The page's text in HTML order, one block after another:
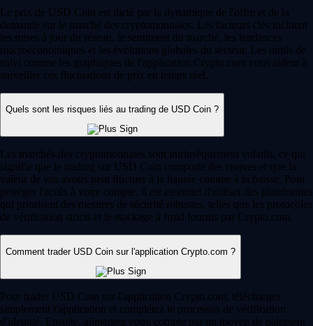
Le prix de USD Coin est dicté par la dynamique de l'offre et de la
demande sur le marché des cryptomonnaies. Les facteurs clés incluent
les mises à jour du réseau, le sentiment du marché, les tendances
macroéconomiques et les évolutions globales du secteur. Les outils de
suivi comme les graphiques de l'application Crypto.com vous aident à
surveiller ces fluctuations de prix en temps réel.
Quels sont les risques liés au trading de USD Coin ?
Les marchés des cryptomonnaies sont intrinsèquement volatils, ce qui
signifie que le trading sur USD Coin comporte des risques et que la
valeur de vos avoirs peut fluctuer à la hausse comme à la baisse. Pour
protéger l'accès à votre compte, il est essentiel d'utiliser des plateformes
qui priorisent des mesures de sécurité robustes, telles que les protocoles
de vérification stricts et le stockage à froid fournis par Crypto.com.
Comment trader USD Coin sur l'application Crypto.com ?
Pour trader USD Coin sur l'application Crypto.com, téléchargez
simplement l'application et complétez le processus de vérification
d'identité. Ensuite, alimentez votre compte par un moyen de paiement